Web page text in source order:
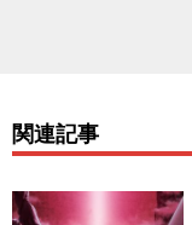
関連記事